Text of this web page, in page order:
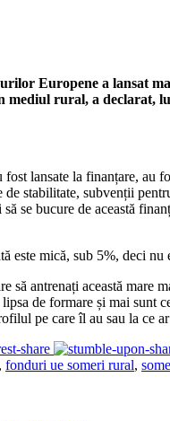
Europene a lansat
mediul rural, a
lansate la finanțare,
stabilitate, subvenții
se bucure de această
este mică, sub 5%, deci
să antrenați această
de formare și mai
pe care îl au sau la ce
, fonduri ue someri rural,